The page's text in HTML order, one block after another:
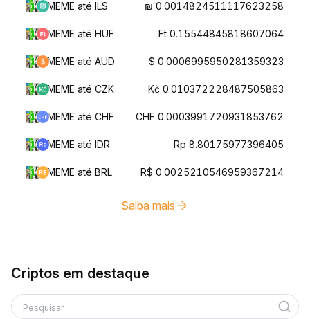
MEME até ILS ₪ 0.0014824511117623258
MEME até HUF Ft 0.15544845818607064
MEME até AUD $ 0.0006995950281359323
MEME até CZK Kč 0.010372228487505863
MEME até CHF CHF 0.0003991720931853762
MEME até IDR Rp 8.80175977396405
MEME até BRL R$ 0.0025210546959367214
Saiba mais
Criptos em destaque
Pesquisar